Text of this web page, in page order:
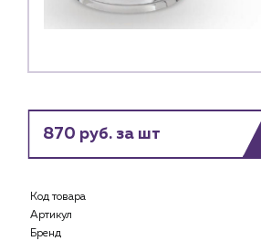
870 руб. за шт
Код товара
Артикул
Бренд